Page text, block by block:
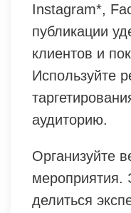
Instagram*,
публикации
клиентов и
Используйте
аудиторию.
Организуйте
мероприятия.
делиться